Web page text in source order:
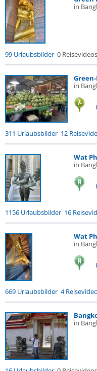
in
99 Urlaubsbilder 0 Reisevideos
in
311 Urlaubsbilder 12
Wat
in
1156 Urlaubsbilder 16
Wat
in
669 Urlaubsbilder 4
in